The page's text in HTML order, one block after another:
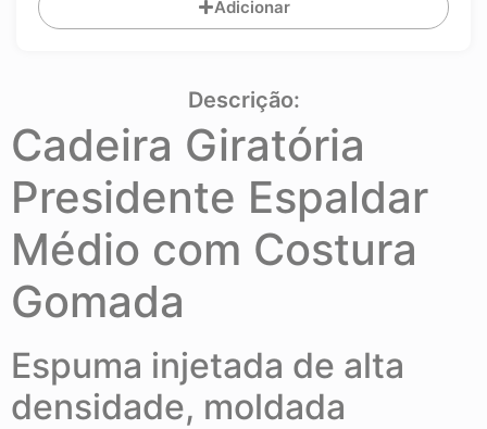
Adicionar
Descrição:
Cadeira Giratória
Presidente Espaldar
Médio com Costura
Gomada
Espuma injetada de alta
densidade, moldada